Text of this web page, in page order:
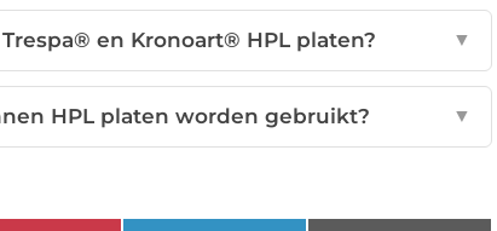
en Kronoart® HPL platen? ▼
HPL platen worden gebruikt? ▼